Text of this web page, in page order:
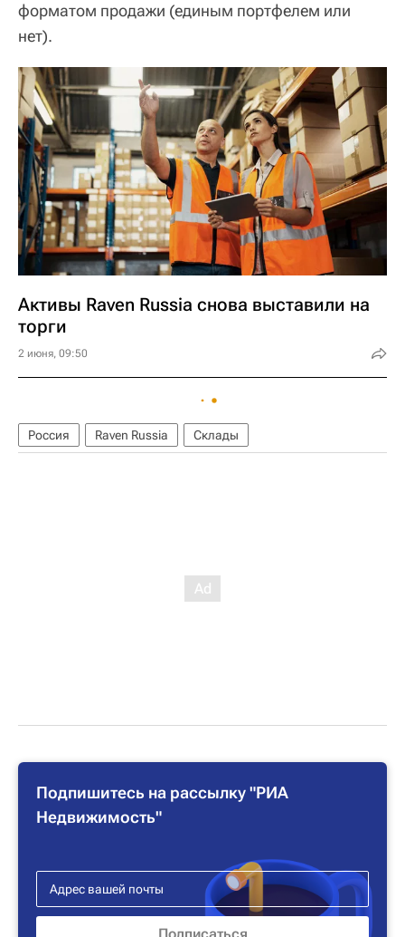
форматом продажи (единым портфелем или
нет).
Активы Raven Russia снова выставили на
торги
2 июня, 09:50
Россия Raven Russia Склады
Подпишитесь на рассылку "РИА
Недвижимость"